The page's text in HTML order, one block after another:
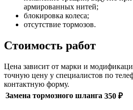
армированных нитей;
блокировка колеса;
отсутствие тормозов.
Стоимость работ
Цена зависит от марки и
точную цену у специалистов по
контактную форму.
Замена тормозного шланга 350 ₽